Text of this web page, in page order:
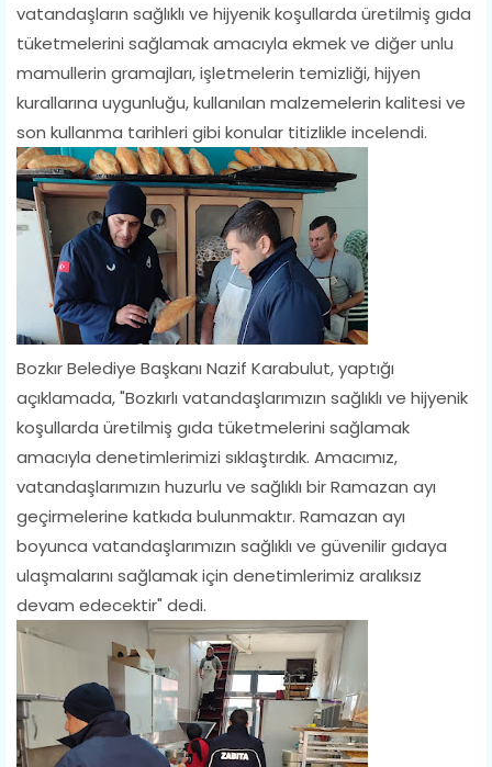
vatandaşların sağlıklı ve hijyenik koşullarda üretilmiş gıda
tüketmelerini sağlamak amacıyla ekmek ve diğer unlu
mamullerin gramajları, işletmelerin temizliği, hijyen
kurallarına uygunluğu, kullanılan malzemelerin kalitesi ve
son kullanma tarihleri gibi konular titizlikle incelendi.
Bozkır Belediye Başkanı Nazif Karabulut, yaptığı
açıklamada, "Bozkırlı vatandaşlarımızın sağlıklı ve hijyenik
koşullarda üretilmiş gıda tüketmelerini sağlamak
amacıyla denetimlerimizi sıklaştırdık. Amacımız,
vatandaşlarımızın huzurlu ve sağlıklı bir Ramazan ayı
geçirmelerine katkıda bulunmaktır. Ramazan ayı
boyunca vatandaşlarımızın sağlıklı ve güvenilir gıdaya
ulaşmalarını sağlamak için denetimlerimiz aralıksız
devam edecektir" dedi.